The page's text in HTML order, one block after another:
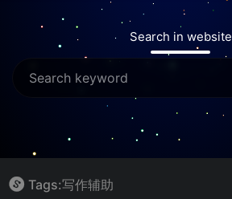
Search in website
Tags:写作辅助